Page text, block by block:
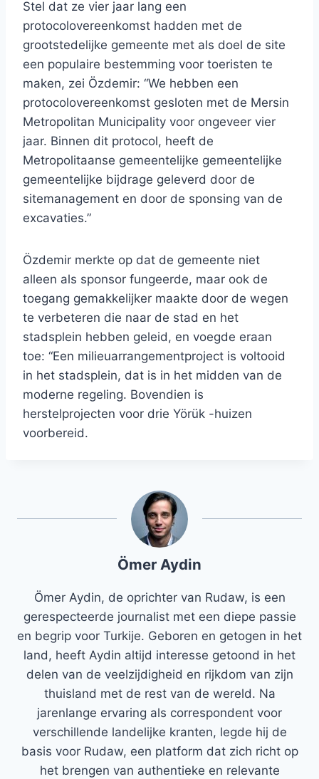
Stel dat ze vier jaar lang een
protocolovereenkomst hadden met de
grootstedelijke gemeente met als doel de site
een populaire bestemming voor toeristen te
maken, zei Özdemir: “We hebben een
protocolovereenkomst gesloten met de Mersin
Metropolitan Municipality voor ongeveer vier
jaar. Binnen dit protocol, heeft de
Metropolitaanse gemeentelijke gemeentelijke
gemeentelijke bijdrage geleverd door de
sitemanagement en door de sponsing van de
excavaties.”
Özdemir merkte op dat de gemeente niet
alleen als sponsor fungeerde, maar ook de
toegang gemakkelijker maakte door de wegen
te verbeteren die naar de stad en het
stadsplein hebben geleid, en voegde eraan
toe: “Een milieuarrangementproject is voltooid
in het stadsplein, dat is in het midden van de
moderne regeling. Bovendien is
herstelprojecten voor drie Yörük -huizen
voorbereid.
Ömer Aydin
Ömer Aydin, de oprichter van Rudaw, is een
gerespecteerde journalist met een diepe passie
en begrip voor Turkije. Geboren en getogen in het
land, heeft Aydin altijd interesse getoond in het
delen van de veelzijdigheid en rijkdom van zijn
thuisland met de rest van de wereld. Na
jarenlange ervaring als correspondent voor
verschillende landelijke kranten, legde hij de
basis voor Rudaw, een platform dat zich richt op
het brengen van authentieke en relevante